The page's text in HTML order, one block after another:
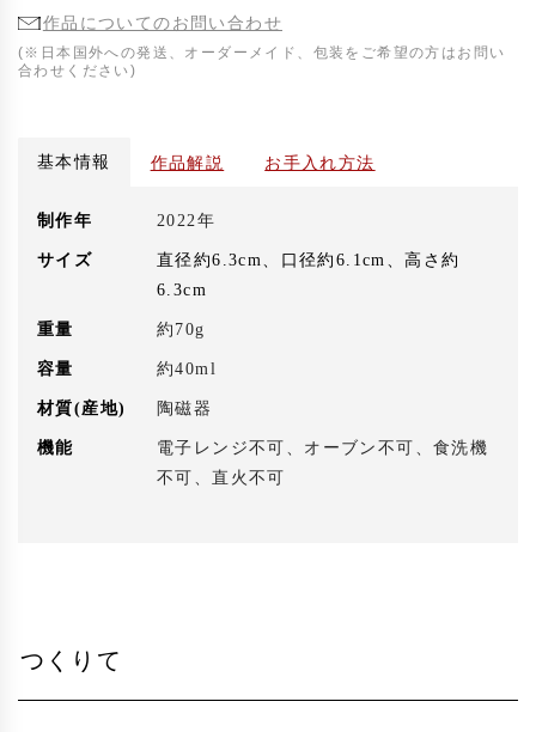
作品についてのお問い合わせ
(※日本国外への発送、オーダーメイド、包装をご希望の方はお問い
合わせください)
基本情報 作品解説 お手入れ方法
制作年 2022年
サイズ
直径約6.3cm、口径約6.1cm、高さ約
6.3cm
重量 約70g
容量 約40ml
材質(産地) 陶磁器
機能
電子レンジ不可、オーブン不可、食洗機
不可、直火不可
つくりて